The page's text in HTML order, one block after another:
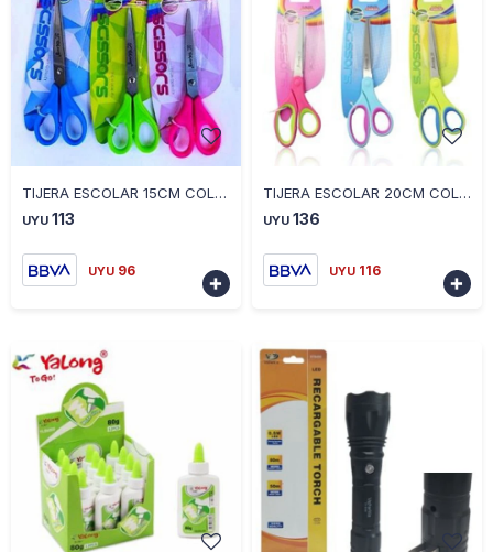
TIJERA ESCOLAR 15CM COLORES SURTIDOS
UYU 113
UYU 96
- +

TIJERA ESCOLAR 20CM COLORES SURTIDOS
UYU 136
UYU 116
